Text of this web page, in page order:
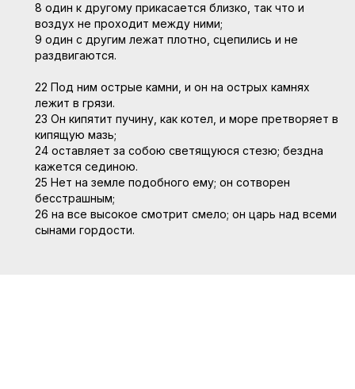
8 один к другому прикасается близко, так что и
воздух не проходит между ними;
9 один с другим лежат плотно, сцепились и не
раздвигаются.
22 Под ним острые камни, и он на острых камнях
лежит в грязи.
23 Он кипятит пучину, как котел, и море претворяет в
кипящую мазь;
24 оставляет за собою светящуюся стезю; бездна
кажется сединою.
25 Нет на земле подобного ему; он сотворен
бесстрашным;
26 на все высокое смотрит смело; он царь над всеми
сынами гордости.